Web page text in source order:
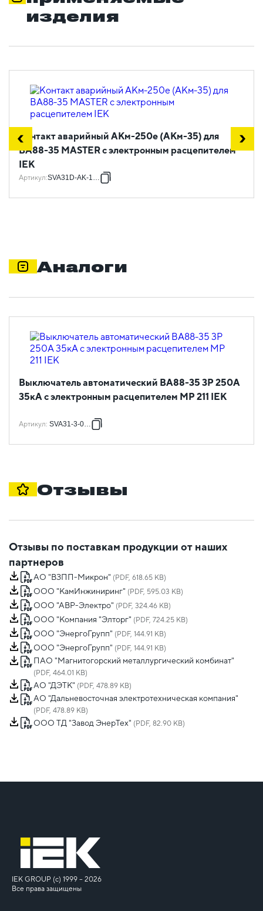
изделия
Контакт аварийный АКм-250е (АКм-35) для
ВА88-35 MASTER с электронным расцепителем
IEK
Артикул:SVA31D-AK-1-02
Аналоги
Выключатель автоматический ВА88-35 3Р 250А
35кА с электронным расцепителем MP 211 IEK
Артикул: SVA31-3-0250
Отзывы
Отзывы по поставкам продукции от наших
партнеров
АО "ВЗПП-Микрон" (PDF, 618.65 KB)
ООО "КамИнжиниринг" (PDF, 595.03 KB)
ООО "АВР-Электро" (PDF, 324.46 KB)
ООО "Компания "Элторг" (PDF, 724.25 KB)
ООО "ЭнергоГрупп" (PDF, 144.91 KB)
ООО "ЭнергоГрупп" (PDF, 144.91 KB)
ПАО "Магнитогорский металлургический комбинат"
(PDF, 464.01 KB)
АО "ДЭТК" (PDF, 478.89 KB)
АО "Дальневосточная электротехническая компания"
(PDF, 478.89 KB)
ООО ТД "Завод ЭнерТех" (PDF, 82.90 KB)
IEK GROUP (c) 1999 – 2026
Все права защищены